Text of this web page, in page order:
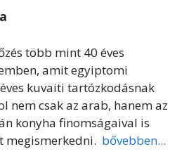
több mint 40 éves
amit egyiptomi
kuvaiti tartózkodásnak
nem csak az arab, hanem az
konyha finomságaival is
megismerkedni. bővebben...